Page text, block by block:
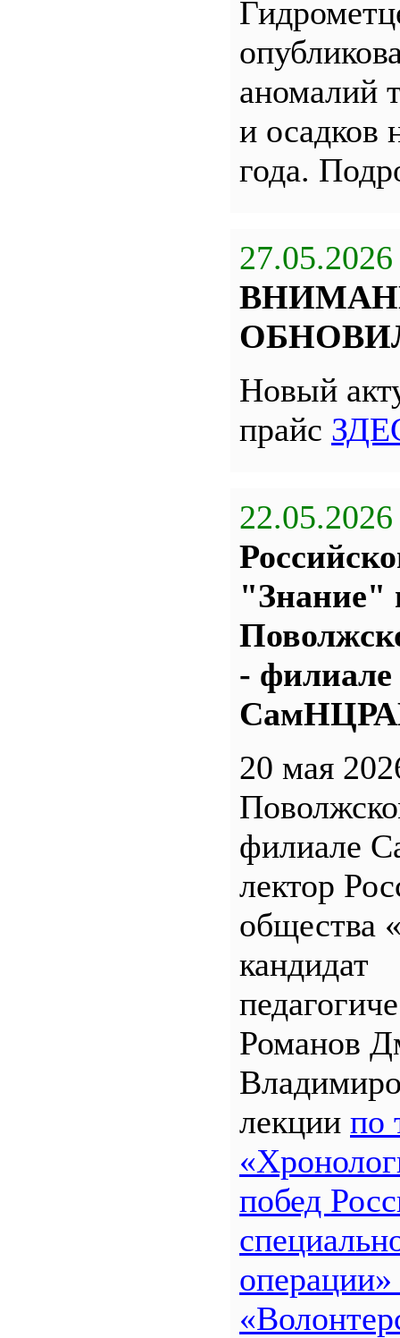
аномалий
и осадков
года.
27.05.2026
Новый
прайс
22.05.2026
"Знание"
- филиале
20 мая
филиале
лектор
общества
кандидат
Романов
лекции по
побед